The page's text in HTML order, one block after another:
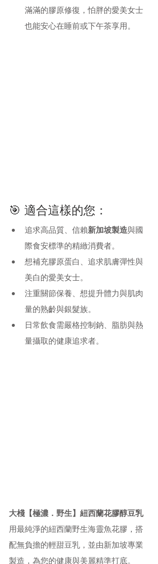
滿滿的膠原修復，怕胖的愛美女士
也能安心在睡前或下午茶享用。
🎯 適合這樣的您：
追求高品質、信賴新加坡製造與國
際食安標準的精緻消費者。
想補充膠原蛋白、追求肌膚彈性與
美白的愛美女士。
注重關節保養、想提升體力與肌肉
量的熟齡與銀髮族。
日常飲食需嚴格控制鈉、脂肪與熱
量攝取的健康追求者。
大棧【極濃．野生】紐西蘭花膠醇豆乳
用最純淨的紐西蘭野生海靈魚花膠，搭
配無負擔的輕甜豆乳，並由新加坡專業
製造，為您的健康與美麗精準打底。